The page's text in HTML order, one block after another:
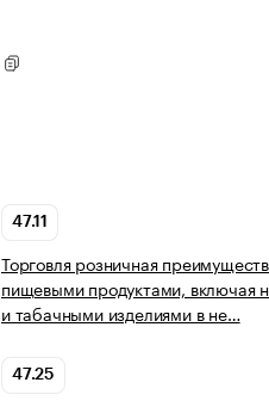
47.11
Торговля розничная
пищевыми продуктами, включая
и табачными изделиями в не…
47.25